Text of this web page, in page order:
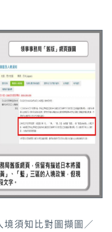
境須知比對圖擷圖／